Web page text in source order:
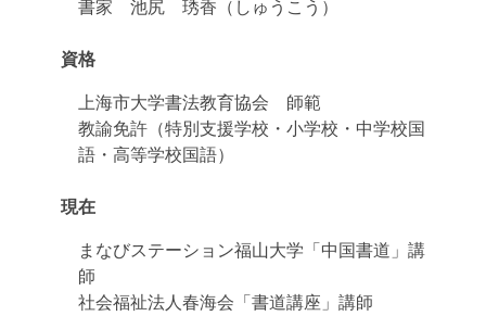
書家 池尻 琇香（しゅうこう）
資格
上海市大学書法教育協会 師範
教諭免許（特別支援学校・小学校・中学校国
語・高等学校国語）
現在
まなびステーション福山大学「中国書道」講
師
社会福祉法人春海会「書道講座」講師